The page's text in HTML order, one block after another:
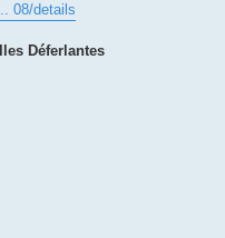
08/details
Déferlantes